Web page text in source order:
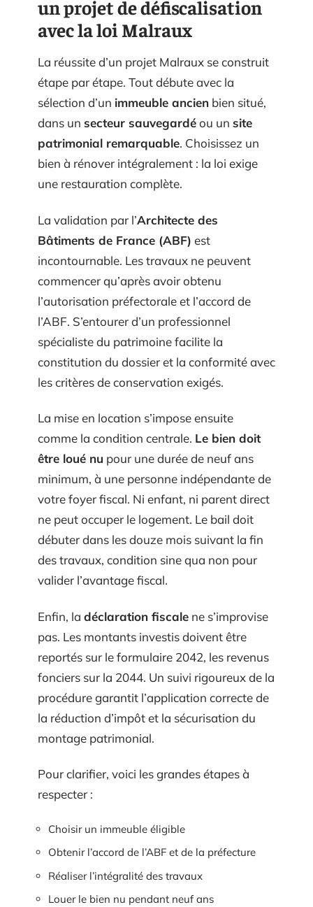
un projet de défiscalisation
avec la loi Malraux
La réussite d’un projet Malraux se construit
étape par étape. Tout débute avec la
sélection d’un immeuble ancien bien situé,
dans un secteur sauvegardéou un site
patrimonial remarquable. Choisissez un
bien à rénover intégralement : la loi exige
une restauration complète.
La validation par l’Architecte des
Bâtiments de France (ABF) est
incontournable. Les travaux ne peuvent
commencer qu’après avoir obtenu
l’autorisation préfectorale et l’accord de
l’ABF. S’entourer d’un professionnel
spécialiste du patrimoine facilite la
constitution du dossier et la conformité avec
les critères de conservation exigés.
La mise en location s’impose ensuite
comme la condition centrale. Le bien doit
être loué nu pour une durée de neuf ans
minimum, à une personne indépendante de
votre foyer fiscal. Ni enfant, ni parent direct
ne peut occuper le logement. Le bail doit
débuter dans les douze mois suivant la fin
des travaux, condition sine qua non pour
valider l’avantage fiscal.
Enfin, la déclaration fiscale ne s’improvise
pas. Les montants investis doivent être
reportés sur le formulaire 2042, les revenus
fonciers sur la 2044. Un suivi rigoureux de la
procédure garantit l’application correcte de
la réduction d’impôt et la sécurisation du
montage patrimonial.
Pour clarifier, voici les grandes étapes à
respecter :
Choisir un immeuble éligible
Obtenir l’accord de l’ABF et de la préfecture
Réaliser l’intégralité des travaux
Louer le bien nu pendant neuf ans